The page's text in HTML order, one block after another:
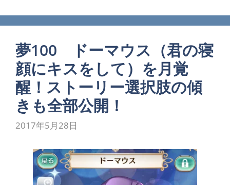
夢100 ドーマウス（君の寝
顔にキスをして）を月覚
醒！ストーリー選択肢の傾
きも全部公開！
2017年5月28日